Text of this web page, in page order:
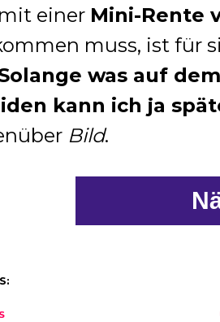
einer Mini-Rente
muss, ist für
was auf
kann ich ja
Bild.